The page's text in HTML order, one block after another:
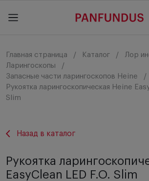
Главная страница Каталог
Лор
Ларингоскопы
Запасные части ларингоскопов Heine
Рукоятка ларингоскопическая Heine
Slim
Назад в каталог
Рукоятка
EasyClean LED F.O. Slim